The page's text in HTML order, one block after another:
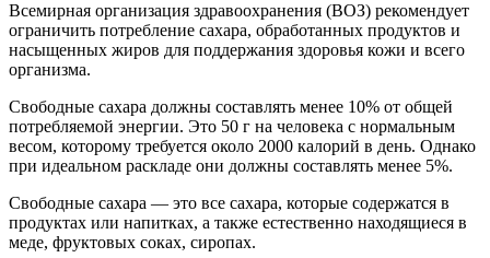
Всемирная организация здравоохранения (ВОЗ) рекомендует
ограничить потребление сахара, обработанных продуктов и
насыщенных жиров для поддержания здоровья кожи и всего
организма.
Свободные сахара должны составлять менее 10% от общей
потребляемой энергии. Это 50 г на человека с нормальным
весом, которому требуется около 2000 калорий в день. Однако
при идеальном раскладе они должны составлять менее 5%.
Свободные сахара — это все сахара, которые содержатся в
продуктах или напитках, а также естественно находящиеся в
меде, фруктовых соках, сиропах.